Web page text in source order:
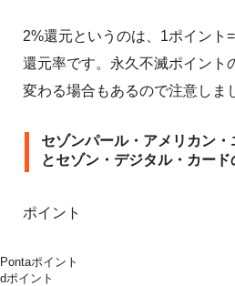
2%還元というのは、1ポイント
還元率です。永久不滅ポイント
変わる場合もあるので注意しま
セゾンパール・アメリカン
とセゾン・デジタル・カー
ポイント
Pontaポイント
dポイント